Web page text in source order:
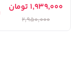
1,109,000 تومان
1,939,000 تومان
2,950,000